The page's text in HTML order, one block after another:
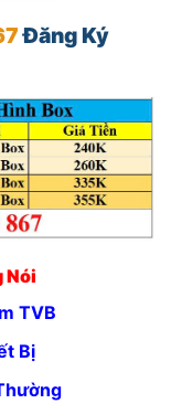
Đăng Ký
Nói
TVB
Bị